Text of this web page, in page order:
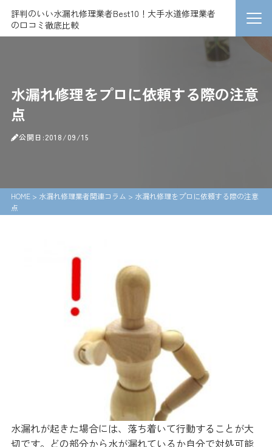
評判のいい水漏れ修理業者Best10！大手水道修理業者
の口コミ徹底比較
水漏れ修理をプロに依頼する際の注意
点
公開日:2018/09/15
HOME> 水漏れ修理業者関連コラム > 水漏れ修理をプロに依頼する際の注意
点
水漏れが起きた場合には、落ち着いて行動することが大
切です。どの部分から水が漏れているか自分で対処可能